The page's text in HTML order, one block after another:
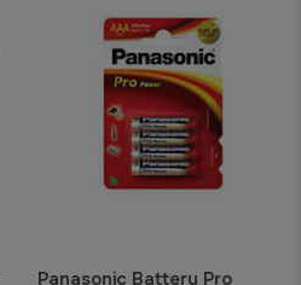
Panasonic Battery Pro